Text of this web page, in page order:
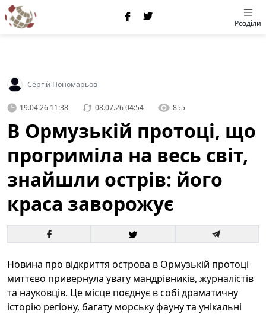
Розділи
Сергій Пономарьов
19.04.26 11:38 08.07.26 04:54 855
В Ормузькій протоці, що
прогриміла на весь світ,
знайшли острів: його
краса заворожує
Новина про відкриття острова в Ормузькій протоці
миттєво привернула увагу мандрівників, журналістів
та науковців. Це місце поєднує в собі драматичну
історію регіону, багату морську фауну та унікальні